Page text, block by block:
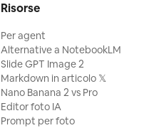
Risorse
Per agent
Alternative a NotebookLM
Slide GPT Image 2
Markdown in articolo 𝕏
Nano Banana 2 vs Pro
Editor foto IA
Prompt per foto